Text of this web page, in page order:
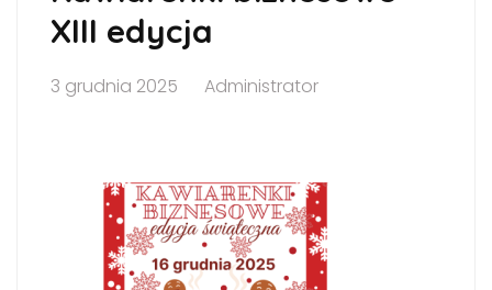
XIII edycja
3 grudnia 2025 Administrator